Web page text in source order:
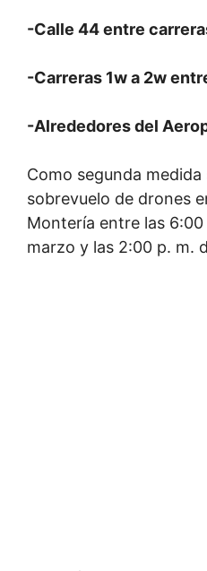
-Calle 44 entre
-Carreras 1w a 2w
-Alrededores del
Como segunda medida
sobrevuelo de drones
Montería entre las 6:00
marzo y las 2:00 p. m.